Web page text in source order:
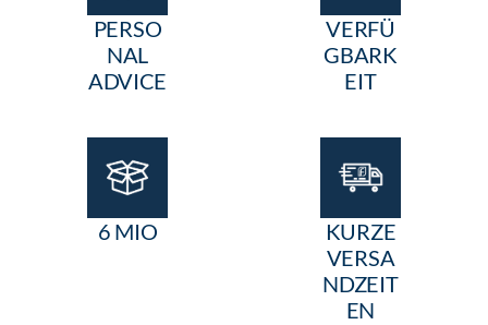
PERSO
NAL
ADVICE
VERFÜ
GBARK
EIT
6 MIO
KURZE
VERSA
NDZEIT
EN